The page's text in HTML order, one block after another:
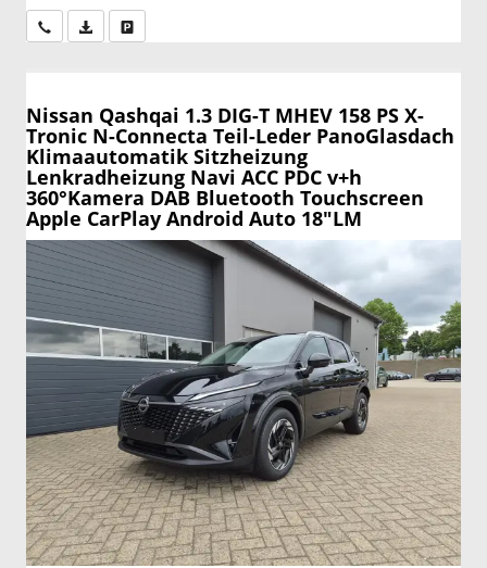
Wir rufen Sie anPDF-Datei, Fahrzeugexposé drucken
Nissan Qashqai 1.3 DIG-T MHEV 158 PS X-
Tronic N-Connecta Teil-Leder PanoGlasdach
Klimaautomatik Sitzheizung
Lenkradheizung Navi ACC PDC v+h
360°Kamera DAB Bluetooth Touchscreen
Apple CarPlay Android Auto 18"LM